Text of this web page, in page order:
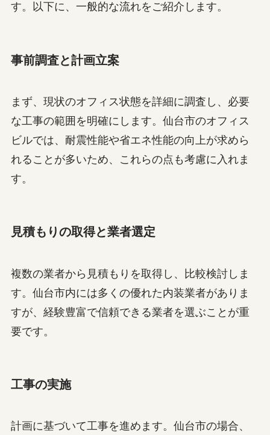
す。以下に、一般的な流れをご紹介します。
事前調査と計画立案
まず、現状のオフィス状態を詳細に調査し、必要
な工事の範囲を明確にします。仙台市のオフィス
ビルでは、耐震性能や省エネ性能の向上が求めら
れることが多いため、これらの点も考慮に入れま
す。
見積もりの取得と業者選定
複数の業者から見積もりを取得し、比較検討しま
す。仙台市内には多くの優れた内装業者がありま
すが、経験豊富で信頼できる業者を選ぶことが重
要です。
工事の実施
計画に基づいて工事を進めます。仙台市の場合、